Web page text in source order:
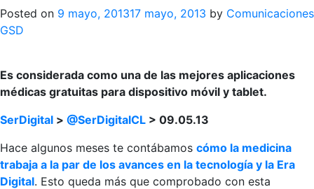
Posted on 9 mayo, 201317 mayo, 2013 by Comunicaciones
GSD
Es considerada como una de las mejores aplicaciones
médicas gratuitas para dispositivo móvil y tablet.
SerDigital > @SerDigitalCL > 09.05.13
Hace algunos meses te contábamos cómo la medicina
trabaja a la par de los avances en la tecnología y la Era
Digital. Esto queda más que comprobado con esta